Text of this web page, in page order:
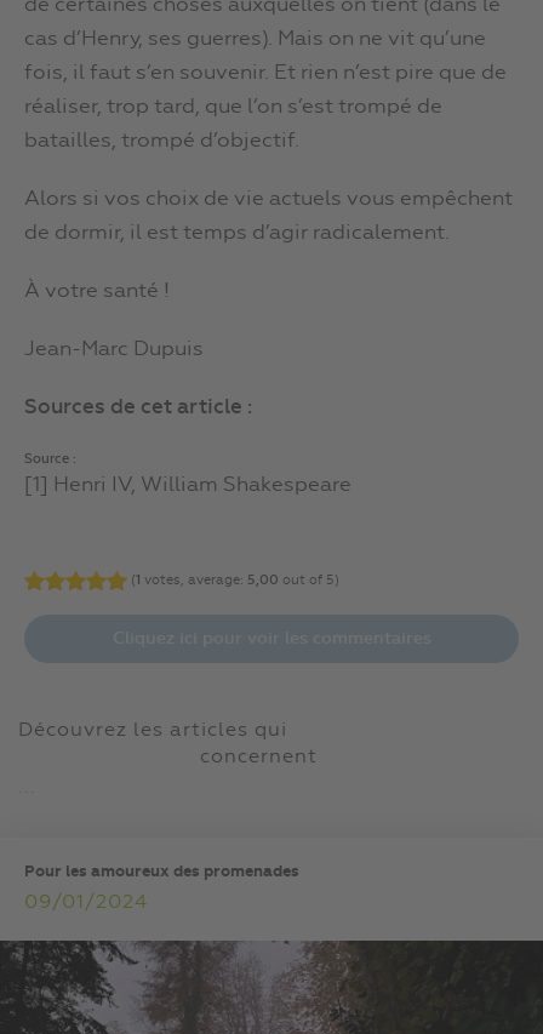
de certaines choses auxquelles on tient (dans le
cas d’Henry, ses guerres). Mais on ne vit qu’une
fois, il faut s’en souvenir. Et rien n’est pire que de
réaliser, trop tard, que l’on s’est trompé de
batailles, trompé d’objectif.
Alors si vos choix de vie actuels vous empêchent
de dormir, il est temps d’agir radicalement.
À votre santé !
Jean-Marc Dupuis
Sources de cet article :
Source :
[1] Henri IV, William Shakespeare
(1 votes, average: 5,00 out of 5)
Découvrez les articles qui
concernent
...
Pour les amoureux des promenades
09/01/2024